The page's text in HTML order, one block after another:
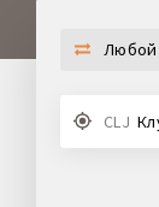
Любой
CLJ